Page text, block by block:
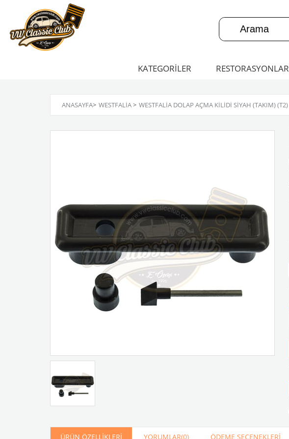
KATEGORİLER RESTORASYONLAR
ANASAYFA> WESTFALIA> WESTFALIA DOLAP AÇMA KILIDI SIYAH (TAKIM) (T2)
ÜRÜN ÖZELLIKLERI YORUMLAR(0) ÖDEME SEÇENEKLERI